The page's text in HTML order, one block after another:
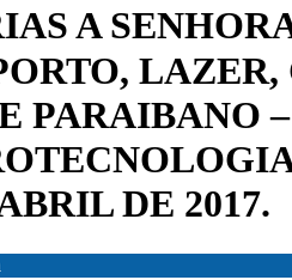
A
PARAIBANO
DE 2017.